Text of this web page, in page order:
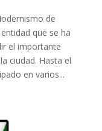
de
que se ha
el importante
ciudad. Hasta el
en varios...